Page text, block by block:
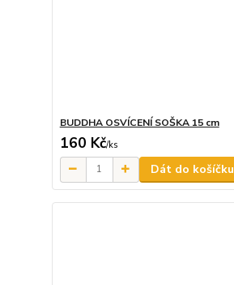
BUDDHA OSVÍCENÍ SOŠKA 15 cm
160 Kč/ks
Dát do košíčku